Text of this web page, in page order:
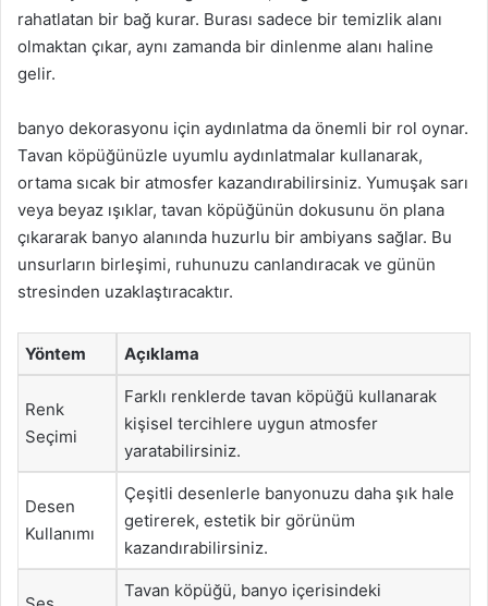
rahatlatan bir bağ kurar. Burası sadece bir temizlik alanı
olmaktan çıkar, aynı zamanda bir dinlenme alanı haline
gelir.
banyo dekorasyonu için aydınlatma da önemli bir rol oynar.
Tavan köpüğünüzle uyumlu aydınlatmalar kullanarak,
ortama sıcak bir atmosfer kazandırabilirsiniz. Yumuşak sarı
veya beyaz ışıklar, tavan köpüğünün dokusunu ön plana
çıkararak banyo alanında huzurlu bir ambiyans sağlar. Bu
unsurların birleşimi, ruhunuzu canlandıracak ve günün
stresinden uzaklaştıracaktır.
Yöntem Açıklama
Renk
Seçimi
Farklı renklerde tavan köpüğü kullanarak
kişisel tercihlere uygun atmosfer
yaratabilirsiniz.
Desen
Kullanımı
Çeşitli desenlerle banyonuzu daha şık hale
getirerek, estetik bir görünüm
kazandırabilirsiniz.
Tavan köpüğü, banyo içerisindeki